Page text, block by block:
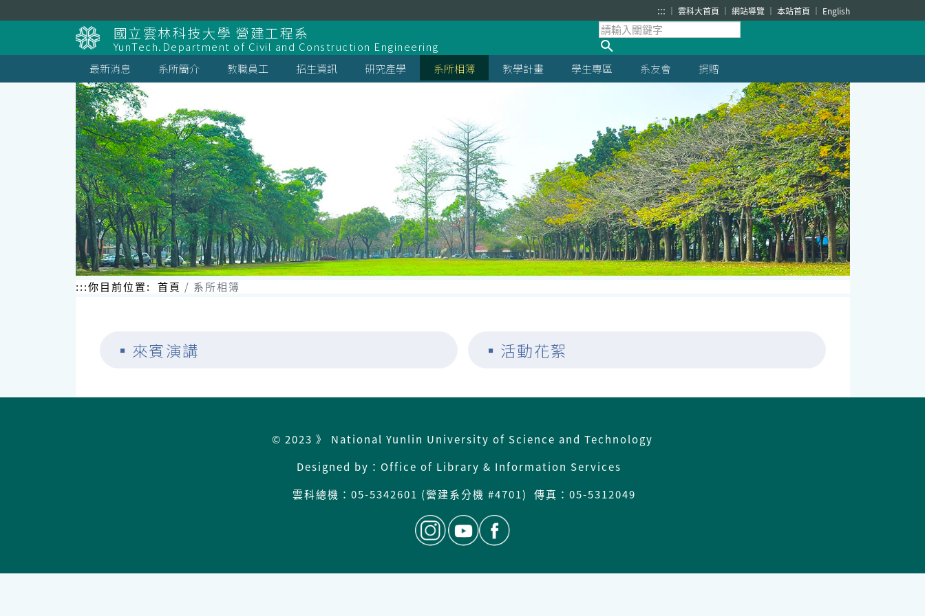
到
::: 雲科大首頁 網站導覽 本站首頁 English
國立雲林科技大學 營建工程系
YunTech.Department of Civil and Construction Engineering
最新消息
系所簡介 教職員工 招生資訊 研究產學 系所相簿 教學計畫 學生專區 系友會 捐贈
:::你目前位置: 首頁 系所相簿
▪ 來賓演講 ▪ 活動花絮
© 2023 》 National Yunlin University of Science and Technology
Designed by：Office of Library & Information Services
雲科總機： 05-5342601 (營建系分機 #4701) 傳真：05-5312049